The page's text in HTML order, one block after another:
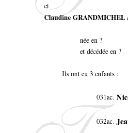
et
Claudine GRANDMICHEL
née en ?
et décédée en ?
Ils ont eu 3 enfants :
031ac.
032ac.